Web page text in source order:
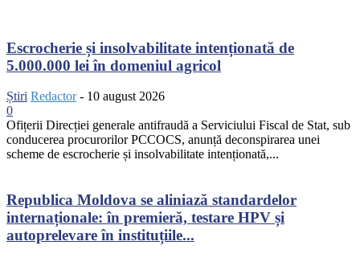
Escrocherie și insolvabilitate intenționată de
5.000.000 lei în domeniul agricol
Știri Redactor - 10 august 2026
0
Ofițerii Direcției generale antifraudă a Serviciului Fiscal de Stat, sub
conducerea procurorilor PCCOCS, anunță deconspirarea unei
scheme de escrocherie și insolvabilitate intenționată,...
Republica Moldova se aliniază standardelor
internaționale: în premieră, testare HPV și
autoprelevare în instituțiile...